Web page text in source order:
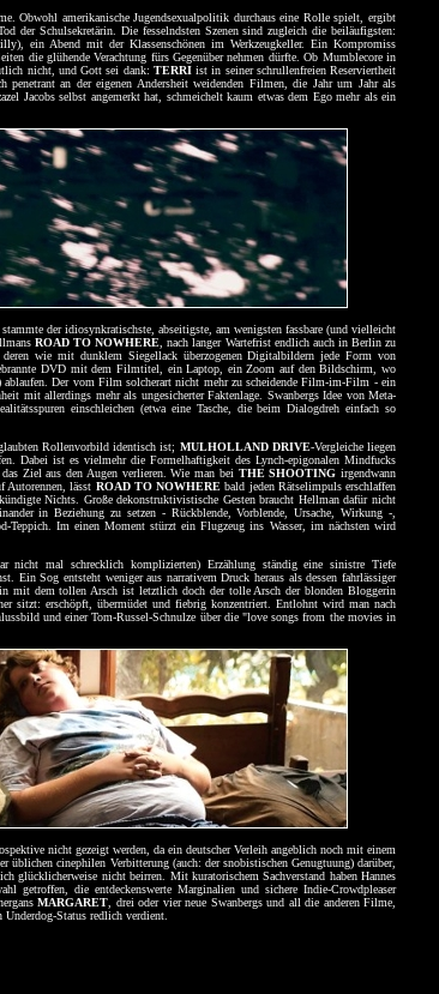
Obwohl amerikanische Jugendsexualpolitik durchaus eine Rolle spielt, ergibt
der Schulsekretärin. Die fesselndsten Szenen sind zugleich die beiläufigsten:
ein Abend mit der Klassenschönen im Werkzeugkeller. Ein Kompromiss
die glühende Verachtung fürs Gegenüber nehmen dürfte. Ob Mumblecore in
nicht, und Gott sei dank: TERRIist in seiner schrullenfreien Reserviertheit
an der eigenen Andersheit weidenden Filmen, die Jahr um Jahr als
Jacobs selbst angemerkt hat, schmeichelt kaum etwas dem Ego mehr als ein
der idiosynkratischste, abseitigste, am wenigsten fassbare (und vielleicht
ROAD TO NOWHERE , nach langer Wartefrist endlich auch in Berlin zu
wie mit dunklem Siegellack überzogenen Digitalbildern jede Form von
DVD mit dem Filmtitel, ein Laptop, ein Zoom auf den Bildschirm, wo
Der vom Film solcherart nicht mehr zu scheidende Film-im-Film - ein
mit allerdings mehr als ungesicherter Faktenlage. Swanbergs Idee von Meta-
einschleichen (etwa eine Tasche, die beim Dialogdreh einfach so
Rollenvorbild identisch ist; MULHOLLAND DRIVE-Vergleiche liegen
Dabei ist es vielmehr die Formelhaftigkeit des Lynch-epigonalen Mindfucks
Ziel aus den Augen verlieren. Wie man bei THE SHOOTING irgendwann
Autorennen, lässt ROAD TO NOWHERE bald jeden Rätselimpuls erschlaffen
Nichts. Große dekonstruktivistische Gesten braucht Hellman dafür nicht
in Beziehung zu setzen - Rückblende, Vorblende, Ursache, Wirkung -,
Teppich. Im einen Moment stürzt ein Flugzeug ins Wasser, im nächsten wird
nicht mal schrecklich komplizierten) Erzählung ständig eine sinistre Tiefe
Ein Sog entsteht weniger aus narrativem Druck heraus als dessen fahrlässiger
mit dem tollen Arsch ist letztlich doch der tolle Arsch der blonden Bloggerin
sitzt: erschöpft, übermüdet und fiebrig konzentriert. Entlohnt wird man nach
und einer Tom-Russel-Schnulze über die "love songs from the movies in
nicht gezeigt werden, da ein deutscher Verleih angeblich noch mit einem
cinephilen Verbitterung (auch: der snobistischen Genugtuung) darüber,
glücklicherweise nicht beirren. Mit kuratorischem Sachverstand haben Hannes
die entdeckenswerte Marginalien und sichere Indie-Crowdpleaser
MARGARET , drei oder vier neue Swanbergs und all die anderen Filme,
Status redlich verdient.